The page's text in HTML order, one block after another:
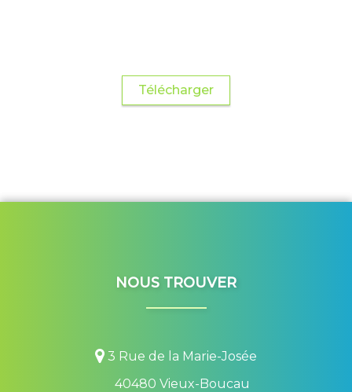
Télécharger
NOUS TROUVER
3 Rue de la Marie-Josée
40480 Vieux-Boucau